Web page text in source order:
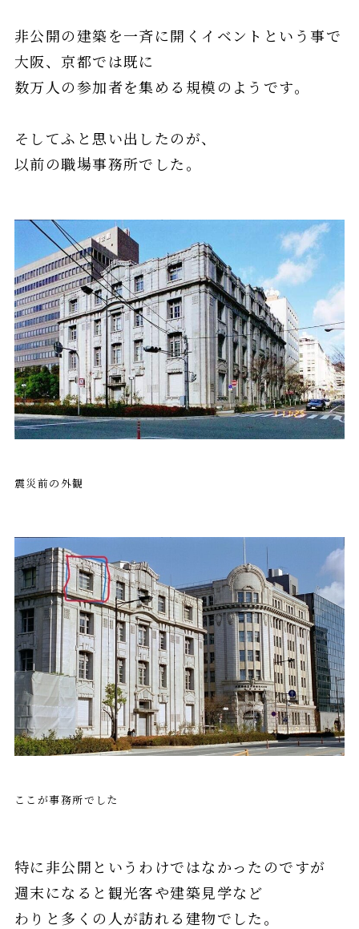
非公開の建築を一斉に開くイベントという事で
大阪、京都では既に
数万人の参加者を集める規模のようです。
そしてふと思い出したのが、
以前の職場事務所でした。
震災前の外観
ここが事務所でした
特に非公開というわけではなかったのですが
週末になると観光客や建築見学など
わりと多くの人が訪れる建物でした。